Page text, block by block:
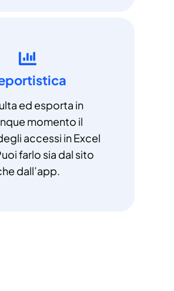
ed esporta in
momento il
accessi in Excel
farlo sia dal sito
dall’app.